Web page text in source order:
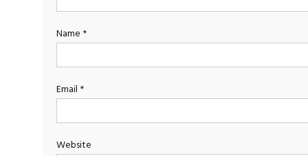
Name *
Email *
Website